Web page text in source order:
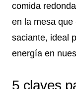
comida
en la mesa
saciante, ideal
energía en
5 claves